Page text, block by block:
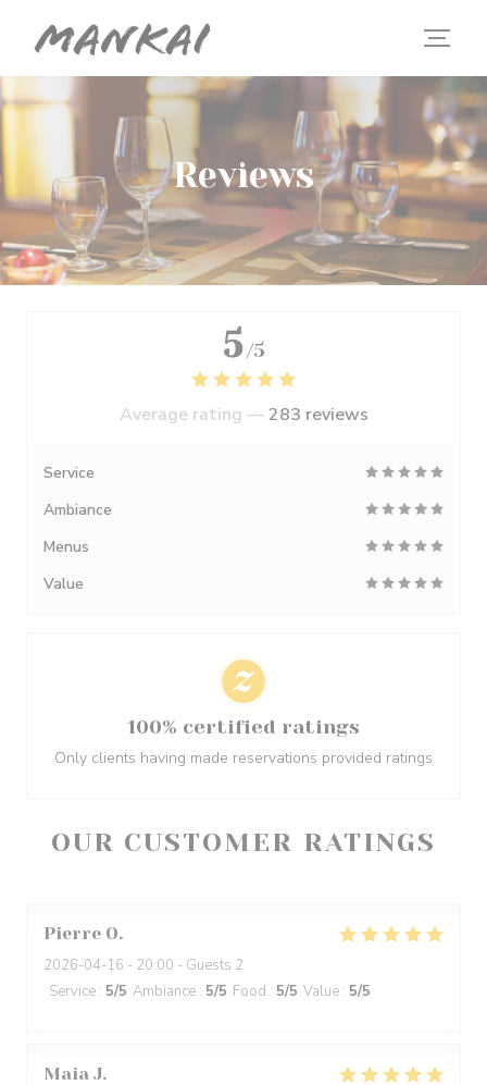
Reviews
OUR CUSTOMER RATINGS
Pierre O
2026-04-16 - 20:00 - Guests 2
Service : 5/5 Ambiance : 5/5 Food : 5/5 Value : 5/5
Maia J
5 /5
Average rating —283 reviews
Service
Ambiance
Menus
Value
100% certified ratings
Only clients having made reservations provided ratings